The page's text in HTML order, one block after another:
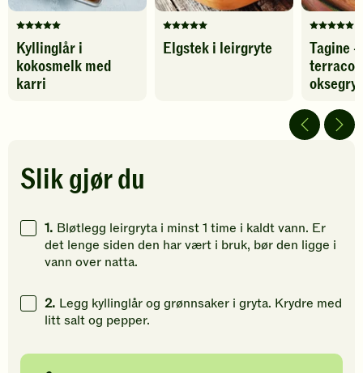
Denne
oppskriften
har
fått
Klikk
for
gi
din
vurdering.
Kyllinglår i
kokosmelk med
karri
Denne
oppskriften
din
vurdering.
Elgstek i leirgryte
Denne
har
foreløpig
Bli
denne
Tagine -
Slik gjør du
1. Bløtlegg leirgryta i minst 1 time i kaldt vann. Er
det lenge siden den har vært i bruk, bør den ligge i
vann over natta.
2. Legg kyllinglår og grønnsaker i gryta. Krydre med
litt salt og pepper.